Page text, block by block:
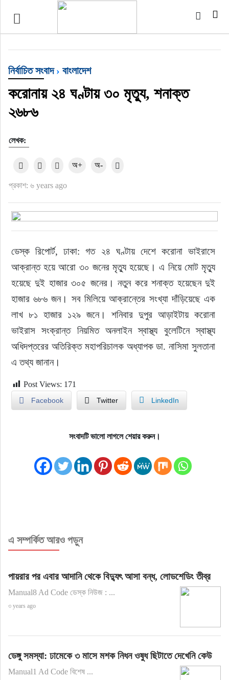
টপ নিউজ
ইন্টারন্যাশনাল
সিলেট বিভাগ
স্পোর্টস
মার্কিন যুক্তরাষ্ট্র
নিউইয়র্ক
ইউরোপ
জাতীয়
সময়ের প্রলাপ
নির্বাচিত সংবাদ› বাংলাদেশ
করোনায় ২৪ ঘণ্টায় ৩০ মৃত্যু, শনাক্ত
২৬৮৬
লেখক:
প্রকাশ: ৬ years ago
অ+ অ-
ডেস্ক রিপোর্ট, ঢাকা: গত ২৪ ঘণ্টায় দেশে করোনা ভাইরাসে
আক্রান্ত হয়ে আরো ৩০ জনের মৃত্যু হয়েছে। এ নিয়ে মোট মৃত্যু
হয়েছে দুই হাজার ৩০৫ জনের। নতুন করে শনাক্ত হয়েছেন দুই
হাজার ৬৮৬ জন। সব মিলিয়ে আক্রান্তের সংখ্যা দাঁড়িয়েছে এক
লাখ ৮১ হাজার ১২৯ জনে। শনিবার দুপুর আড়াইটায় করোনা
ভাইরাস সংক্রান্ত নিয়মিত অনলাইন স্বাস্থ্য বুলেটিনে স্বাস্থ্য
অধিদপ্তরের অতিরিক্ত মহাপরিচালক অধ্যাপক ডা. নাসিমা সুলতানা
এ তথ্য জানান।
Post Views: 171
Facebook Twitter LinkedIn
সংবাদটি ভালো লাগলে শেয়ার করুন।
এ সম্পর্কিত আরও পড়ুন
পায়রার পর এবার আদানি থেকে বিদ্যুৎ আসা বন্ধ, লোডশেডিং তীব্র
Manual8 Ad Code ডেস্ক নিউজ : ...
৩ years ago
ডেঙ্গু সমস্যা: ঢামেকে ৩ মাসে মশক নিধন ওষুধ ছিটাতে দেখেনি কেউ
Manual1 Ad Code বিশেষ ...